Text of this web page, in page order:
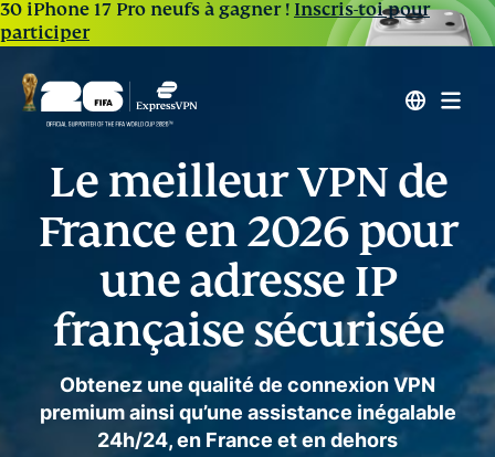
30 iPhone 17 Pro neufs à gagner ! Inscris-toi pour
participer
Le meilleur VPN de
France en 2026 pour
une adresse IP
française sécurisée
Obtenez une qualité de connexion VPN
premium ainsi qu’une assistance inégalable
24h/24, en France et en dehors